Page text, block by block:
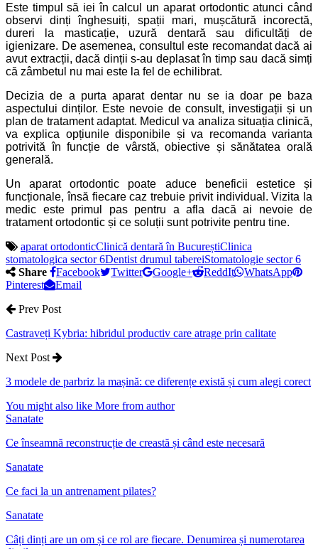
Este timpul să iei în calcul un aparat ortodontic atunci când
observi dinți înghesuiți, spații mari, mușcătură incorectă,
dureri la masticație, uzură dentară sau dificultăți de
igienizare. De asemenea, consultul este recomandat dacă ai
avut extracții, dacă dinții s-au deplasat în timp sau dacă simți
că zâmbetul nu mai este la fel de echilibrat.
Decizia de a purta aparat dentar nu se ia doar pe baza
aspectului dinților. Este nevoie de consult, investigații și un
plan de tratament adaptat. Medicul va analiza situația clinică,
va explica opțiunile disponibile și va recomanda varianta
potrivită în funcție de vârstă, obiective și sănătatea orală
generală.
Un aparat ortodontic poate aduce beneficii estetice și
funcționale, însă fiecare caz trebuie privit individual. Vizita la
medic este primul pas pentru a afla dacă ai nevoie de
tratament ortodontic și ce soluții sunt potrivite pentru tine.
aparat ortodonticClinică dentară în BucureștiClinica
stomatologica sector 6Dentist drumul tabereiStomatologie sector 6
Share
Facebook Twitter Google+ ReddIt
WhatsApp
Pinterest
Email
Prev Post
Castraveți Kybria: hibridul productiv care atrage prin calitate
Next Post
3 modele de parbriz la mașină: ce diferențe există și cum alegi corect
You might also like More from author
Sanatate
Ce înseamnă reconstrucție de creastă și când este necesară
Sanatate
Ce faci la un antrenament pilates?
Sanatate
Câți dinți are un om și ce rol are fiecare. Denumirea și numerotarea